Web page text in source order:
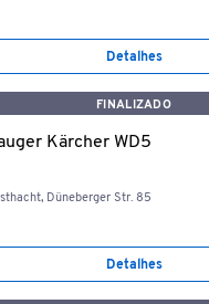
Detalhes
FINALIZADO
Kärcher WD5
Düneberger Str. 85
Detalhes